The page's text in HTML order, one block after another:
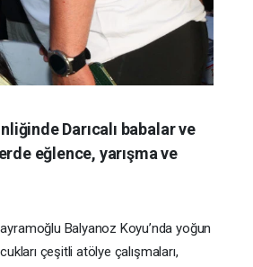
Darıcalı babalar ve
eğlence, yarışma ve
Balyanoz Koyu’nda yoğun
çeşitli atölye çalışmaları,